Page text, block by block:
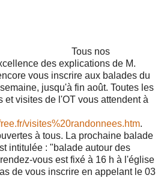
Tous nos
des explications de M.
vous inscrire aux balades du
jusqu'à fin août. Toutes les
et visites de l'OT vous attendent à
visites%20randonnees.htm.
à tous. La prochaine balade
intitulée : "balade autour des
vous est fixé à 16 h à l'église
de vous inscrire en appelant le 03